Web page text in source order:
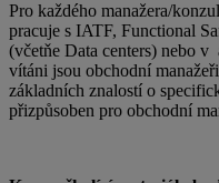
Pro každého manažera/
pracuje s IATF, Functional
(včetňe Data centers) nebo
vítáni jsou obchodní
základních znalostí o
přizpůsoben pro obchodní